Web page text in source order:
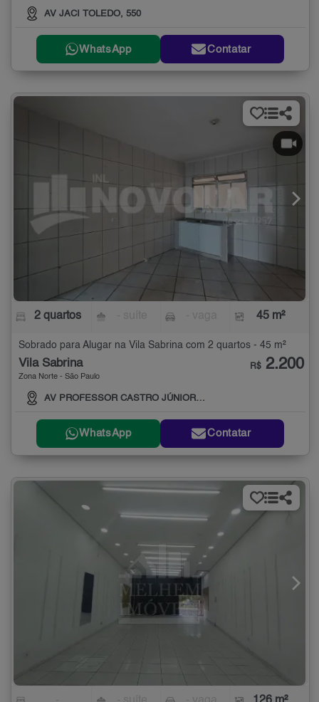
AV JACI TOLEDO, 550
WhatsApp Contatar
2 quartos 45 m²
Sobrado para Alugar na Vila Sabrina com 2 quartos - 45 m²
Vila Sabrina
Zona Norte - São Paulo
AV PROFESSOR CASTRO JÚNIOR, 320
R$ 2.200
WhatsApp Contatar